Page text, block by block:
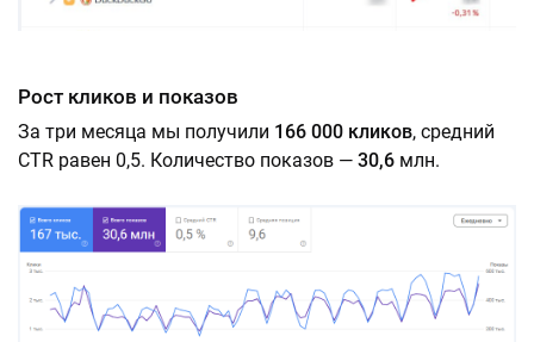
Рост кликов и показов
За три месяца мы получили 166 000 кликов, средний
CTR равен 0,5. Количество показов — 30,6 млн.